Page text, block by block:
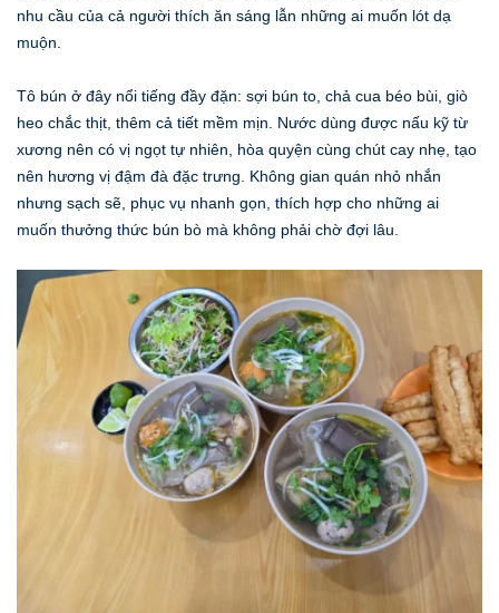
nhu cầu của cả người thích ăn sáng lẫn những ai muốn lót dạ
muộn.
Tô bún ở đây nổi tiếng đầy đặn: sợi bún to, chả cua béo bùi, giò
heo chắc thịt, thêm cả tiết mềm mịn. Nước dùng được nấu kỹ từ
xương nên có vị ngọt tự nhiên, hòa quyện cùng chút cay nhẹ, tạo
nên hương vị đậm đà đặc trưng. Không gian quán nhỏ nhắn
nhưng sạch sẽ, phục vụ nhanh gọn, thích hợp cho những ai
muốn thưởng thức bún bò mà không phải chờ đợi lâu.